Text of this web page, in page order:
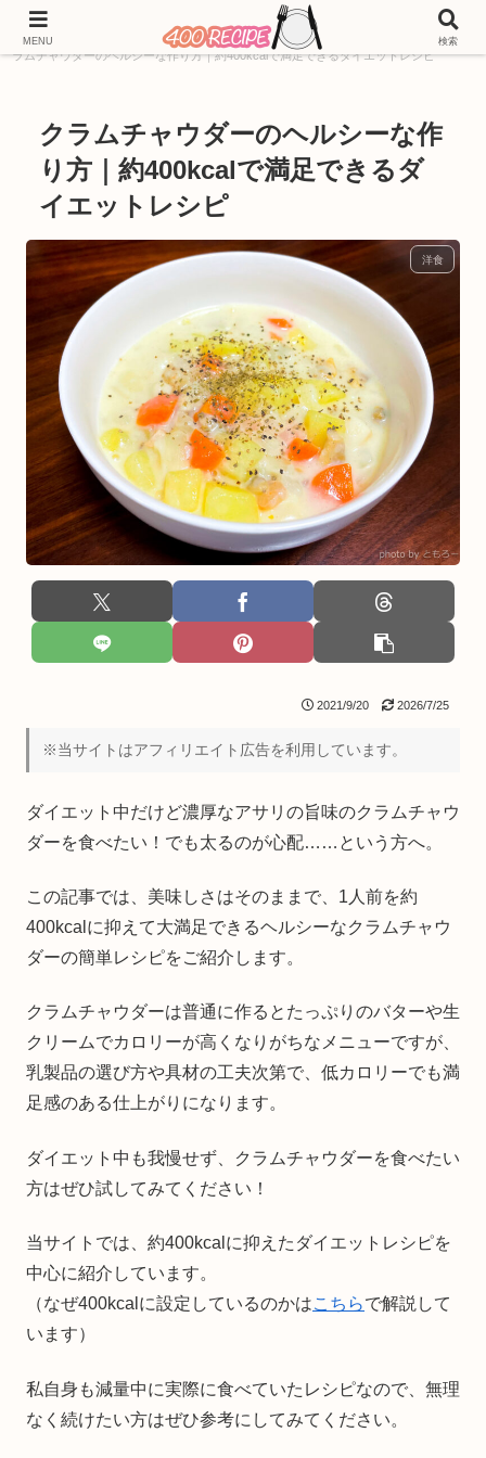
料理ジャンル別レシピ
ク
ラムチャウダーのヘルシーな作り方｜約400kcalで満足できるダイエットレシピ
クラムチャウダーのヘルシーな作
り方｜約400kcalで満足できるダ
イエットレシピ
洋食
2021/9/20 2026/7/25
※当サイトはアフィリエイト広告を利用しています。
ダイエット中だけど濃厚なアサリの旨味のクラムチャウ
ダーを食べたい！でも太るのが心配……という方へ。
この記事では、美味しさはそのままで、1人前を約
400kcalに抑えて大満足できるヘルシーなクラムチャウ
ダーの簡単レシピをご紹介します。
クラムチャウダーは普通に作るとたっぷりのバターや生
クリームでカロリーが高くなりがちなメニューですが、
乳製品の選び方や具材の工夫次第で、低カロリーでも満
足感のある仕上がりになります。
ダイエット中も我慢せず、クラムチャウダーを食べたい
方はぜひ試してみてください！
当サイトでは、約400kcalに抑えたダイエットレシピを
中心に紹介しています。
（なぜ400kcalに設定しているのかはこちらで解説して
います）
私自身も減量中に実際に食べていたレシピなので、無理
なく続けたい方はぜひ参考にしてみてください。
MENU 検索